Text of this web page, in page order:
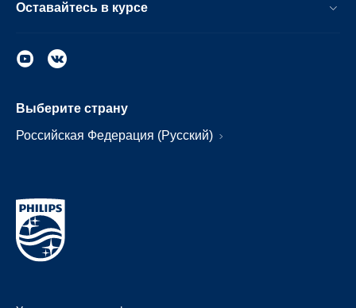
Оставайтесь в курсе
Выберите страну
Российская Федерация (Русский)